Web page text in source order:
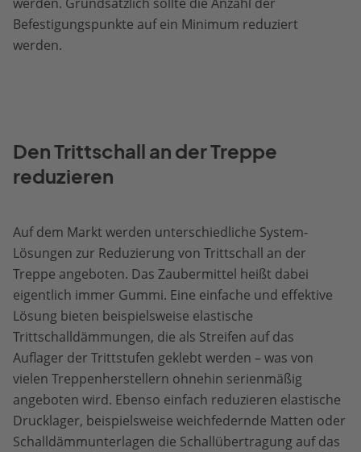
Befestigungspunkte auf ein Minimum reduziert
werden.
Den Trittschall an der Treppe
reduzieren
Auf dem Markt werden unterschiedliche System-
Lösungen zur Reduzierung von Trittschall an der
Treppe angeboten. Das Zaubermittel heißt dabei
eigentlich immer Gummi. Eine einfache und effektive
Lösung bieten beispielsweise elastische
Trittschalldämmungen, die als Streifen auf das
Auflager der Trittstufen geklebt werden – was von
vielen Treppenherstellern ohnehin serienmäßig
angeboten wird. Ebenso einfach reduzieren elastische
Drucklager, beispielsweise weichfedernde Matten oder
Schalldämmunterlagen die Schallübertragung auf das